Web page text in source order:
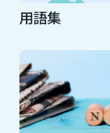
用語集